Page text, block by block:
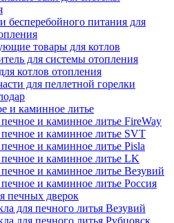
бесперебойного питания для
товары для котлов
для системы отопления
котлов отопления
для пеллетной горелки
и каминное литье
и каминное литье FireWay
и каминное литье SVT
и каминное литье Pisla
и каминное литье LK
и каминное литье Везувий
и каминное литье Россия
печных дверок
для печного литья Везувий
для печного литья Рубцовск